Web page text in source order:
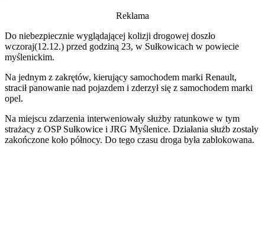
Reklama
Do niebezpiecznie wyglądającej kolizji drogowej doszło
wczoraj(12.12.) przed godziną 23, w Sułkowicach w powiecie
myślenickim.
Na jednym z zakrętów, kierujący samochodem marki Renault,
stracił panowanie nad pojazdem i zderzył się z samochodem marki
opel.
Na miejscu zdarzenia interweniowały służby ratunkowe w tym
strażacy z OSP Sułkowice i JRG Myślenice. Działania służb zostały
zakończone koło północy. Do tego czasu droga była zablokowana.